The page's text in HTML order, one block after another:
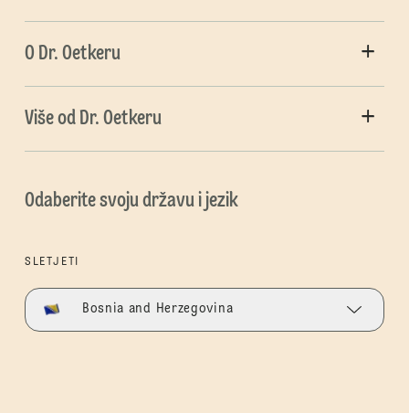
O Dr. Oetkeru
Više od Dr. Oetkeru
Odaberite svoju državu i jezik
SLETJETI
Bosnia and Herzegovina